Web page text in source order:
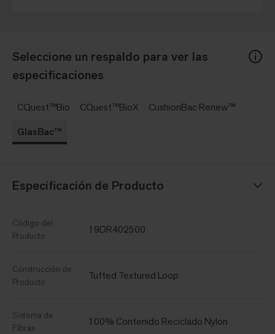
Seleccione un respaldo para ver las
especificaciones
CQuest™Bio CQuest™BioX
CushionBac Renew™
GlasBac™
Especificación de Producto
Código del
Producto
19DR402500
Construcción de
Producto
Tufted Textured Loop
Sistema de
Fibras
100% Contenido Reciclado Nylon